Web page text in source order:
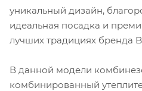
уникальный дизайн,
идеальная посадка и
лучших традициях бренда
В данной модели
комбинированный